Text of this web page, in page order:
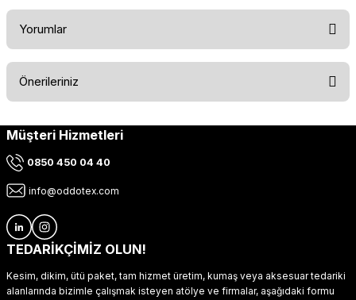
Yorumlar
Önerileriniz
Bu ürünün fiyat bilgisi, resim, ürün açıklamalarında ve diğer
kullanarak tarafımıza iletebilirsiniz.
Ürün resmi kalitesiz, bozuk veya görüntülenemiyor.
Ürün açıklamasında eksik bilgiler bulunuyor.
Ürün fiyatı diğer sitelerden daha pahalı.
Müşteri Hizmetleri
0850 450 04 40
info@oddotex.com
TEDARİKÇİMİZ OLUN!
Kesim, dikim, ütü paket, tam hizmet üretim, kumaş veya aksesuar tedariki
alanlarında bizimle çalışmak isteyen atölye ve firmalar, aşağıdaki formu